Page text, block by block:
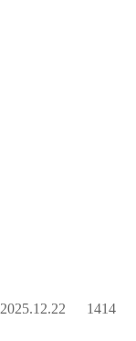
2025.12.22 1414